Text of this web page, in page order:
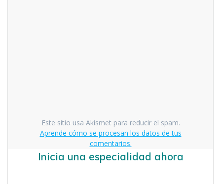
Este sitio usa Akismet para reducir el spam.
Aprende cómo se procesan los datos de tus
comentarios.
Inicia una especialidad ahora